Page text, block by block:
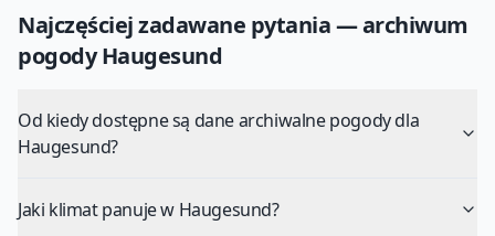
Najczęściej zadawane pytania — archiwum
pogodyHaugesund
Od kiedy dostępne są dane archiwalne pogody dla
Haugesund?
Jaki klimat panuje w Haugesund?